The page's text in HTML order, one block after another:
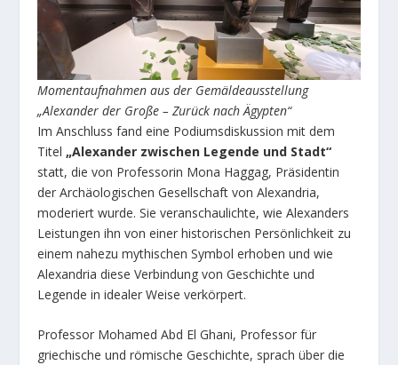
Momentaufnahmen aus der Gemäldeausstellung
„Alexander der Große – Zurück nach Ägypten“
Im Anschluss fand eine Podiumsdiskussion mit dem
Titel „Alexander zwischen Legende und Stadt“
statt, die von Professorin Mona Haggag, Präsidentin
der Archäologischen Gesellschaft von Alexandria,
moderiert wurde. Sie veranschaulichte, wie Alexanders
Leistungen ihn von einer historischen Persönlichkeit zu
einem nahezu mythischen Symbol erhoben und wie
Alexandria diese Verbindung von Geschichte und
Legende in idealer Weise verkörpert.
Professor Mohamed Abd El Ghani, Professor für
griechische und römische Geschichte, sprach über die